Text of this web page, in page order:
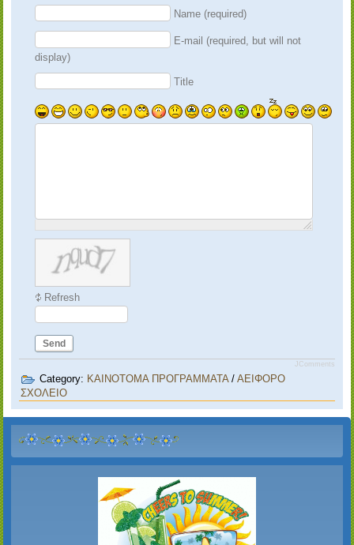
Name (required)
E-mail (required, but will not
display)
Title
Refresh
Send
JComments
Category: ΚΑΙΝΟΤΟΜΑ ΠΡΟΓΡΑΜΜΑΤΑ/ΑΕΙΦΟΡΟ
ΣΧΟΛΕΙΟ